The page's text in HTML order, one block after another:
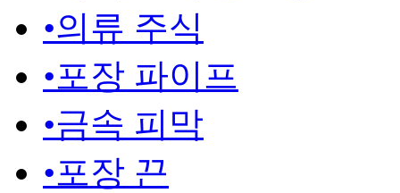
•의류 주식
•포장 파이프
•금속 피막
•포장 끈